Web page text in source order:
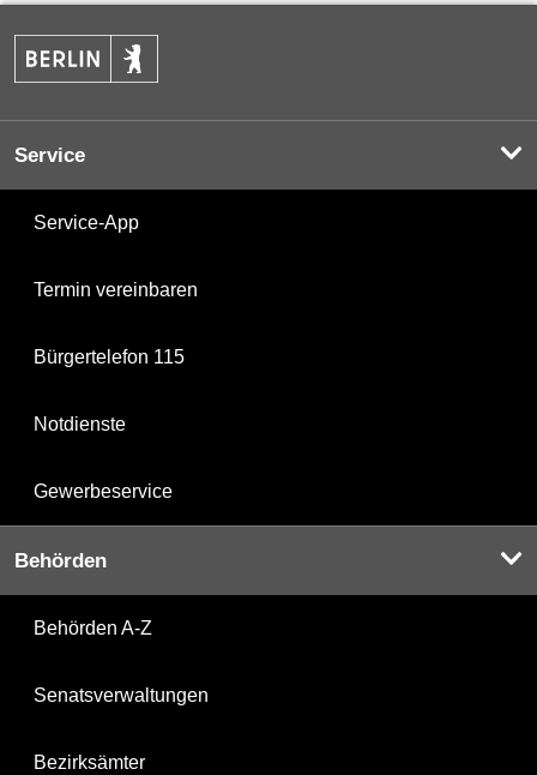
Service
Service-App
Termin vereinbaren
Bürgertelefon 115
Notdienste
Gewerbeservice
Behörden
Behörden A-Z
Senatsverwaltungen
Bezirksämter